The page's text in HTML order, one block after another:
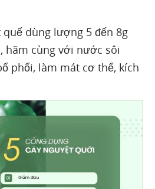
quế dùng lượng 5 đến 8g
hãm cùng với nước sôi
phổi, làm mát cơ thể, kích